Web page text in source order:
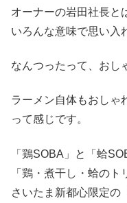
オーナーの岩田社長と
いろんな意味で思い入
なんつったって、おし
ラーメン自体もおしゃ
って感じです。
「鶏SOBA」と「蛤
「鶏・煮干し・蛤のト
さいたま新都心限定の